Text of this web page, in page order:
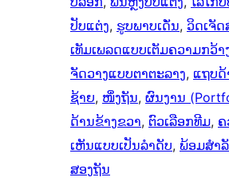
ປັບແຕ່ງ, ຮູບພາບເດັ່ນ, ວິດເຈັ
ເທັມເພລດແບບເຕັມຄວາມກວ້າ
ຈັດວາງແບບຕາຕະລາງ, ແຖບດ້
ຊ້າຍ, ໜຶ່ງຖັນ, ຜົນງານ
ດ້ານຂ້າງຂວາ, ຕົວເລືອກທີມ,
ເຫັນແບບເປັນລຳດັບ, ພ້ອມສຳ
ສອງຖັນ